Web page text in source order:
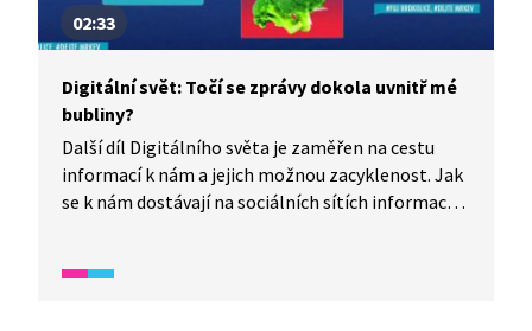
02:33
Digitální svět: Točí se zprávy dokola uvnitř mé
bubliny?
Další díl Digitálního světa je zaměřen na cestu
informací k nám a jejich možnou zacyklenost. Jak
se k nám dostávají na sociálních sítích informace?
pravdivá?